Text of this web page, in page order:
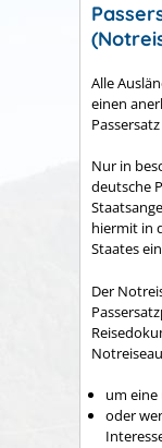
Alle
einen
Nur in
deutsche
hiermit in
Staates
Der
um
oder